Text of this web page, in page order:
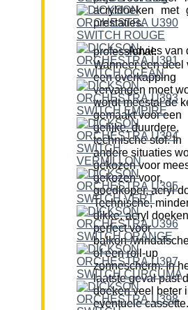
acryldoeken met
prestaties.
Advies van de professional:
Wanneer een deel
een overkapping
vervangen moet
wordt meestal de
gemaakt voor een
gelijke, duurdere,
technische stof. In
andere situaties
gekozen voor
gekozen voor,
goedkoper, acryl
Technische,
dikke, acryl
perfect voor
balkon-/
of een roll-up
zonnescherm. In
laatste geval past
doeken veel beter
eventuele cassette.